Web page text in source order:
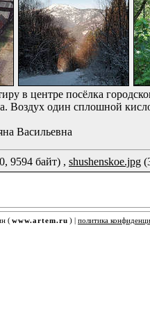
в центре посёлка
Воздух один сплошной
Васильевна
9594 байт) , shushenskoe.jpg
(www.artem.ru ) | политика